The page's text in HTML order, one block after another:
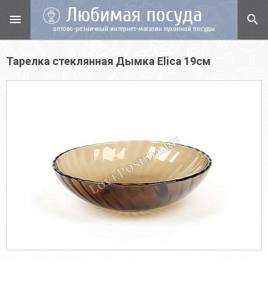
menu Любимая посуда
оптово-розничный интернет-магазин кухонной посуды
search
Тарелка стеклянная Дымка Elica 19см